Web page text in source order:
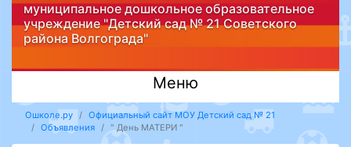
муниципальное дошкольное образовательное
учреждение "Детский сад № 21 Советского
района Волгограда"
Меню
Ошколе.ру
Официальный сайт МОУ Детский сад № 21
Объявления
" День МАТЕРИ "